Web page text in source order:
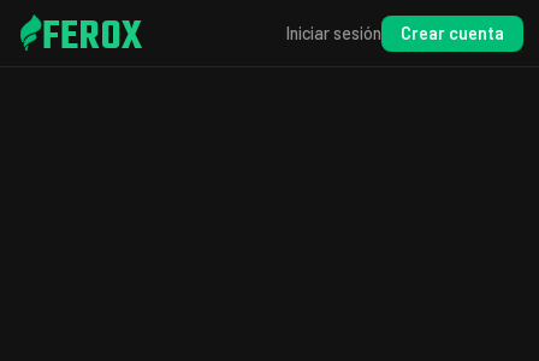
FEROX Iniciar sesión Crear cuenta